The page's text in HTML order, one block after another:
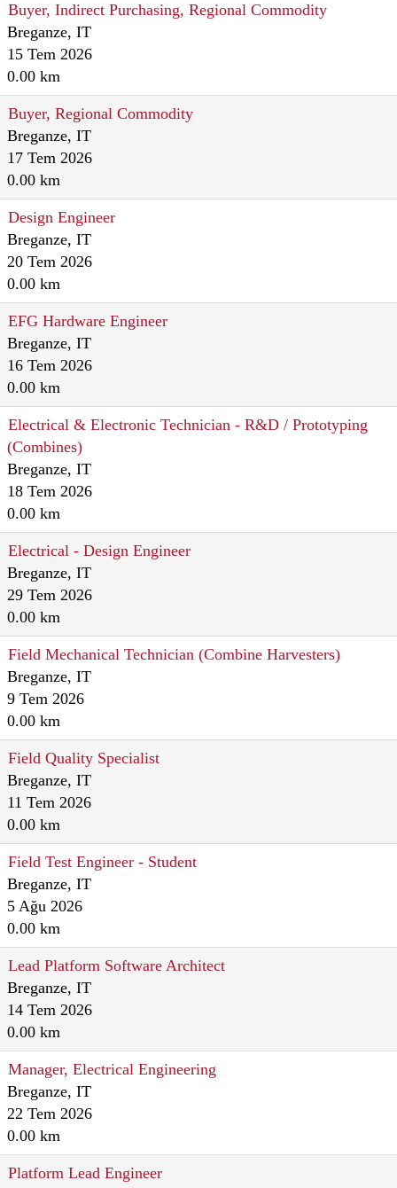
Buyer, Indirect Purchasing, Regional Commodity
Breganze, IT
15 Tem 2026
0.00 km
Buyer, Regional Commodity
Breganze, IT
17 Tem 2026
0.00 km
Design Engineer
Breganze, IT
20 Tem 2026
0.00 km
EFG Hardware Engineer
Breganze, IT
16 Tem 2026
0.00 km
Electrical & Electronic Technician - R&D / Prototyping
(Combines)
Breganze, IT
18 Tem 2026
0.00 km
Electrical - Design Engineer
Breganze, IT
29 Tem 2026
0.00 km
Field Mechanical Technician (Combine Harvesters)
Breganze, IT
9 Tem 2026
0.00 km
Field Quality Specialist
Breganze, IT
11 Tem 2026
0.00 km
Field Test Engineer - Student
Breganze, IT
5 Ağu 2026
0.00 km
Lead Platform Software Architect
Breganze, IT
14 Tem 2026
0.00 km
Manager, Electrical Engineering
Breganze, IT
22 Tem 2026
0.00 km
Platform Lead Engineer